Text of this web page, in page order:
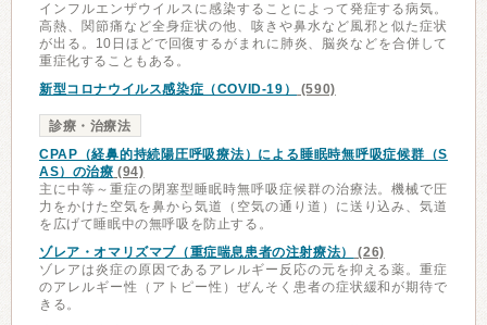
インフルエンザウイルスに感染することによって発症する病気。
高熱、関節痛など全身症状の他、咳きや鼻水など風邪と似た症状
が出る。10日ほどで回復するがまれに肺炎、脳炎などを合併して
重症化することもある。
新型コロナウイルス感染症（COVID-19）
(590)
診療・治療法
CPAP（経鼻的持続陽圧呼吸療法）による睡眠時無呼吸症候群（S
AS）の治療 (94)
主に中等～重症の閉塞型睡眠時無呼吸症候群の治療法。機械で圧
力をかけた空気を鼻から気道（空気の通り道）に送り込み、気道
を広げて睡眠中の無呼吸を防止する。
ゾレア・オマリズマブ（重症喘息患者の注射療法）
(26)
ゾレアは炎症の原因であるアレルギー反応の元を抑える薬。重症
のアレルギー性（アトピー性）ぜんそく患者の症状緩和が期待で
きる。